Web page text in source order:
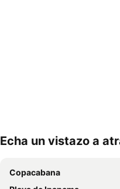
Echa un vistazo a
Copacabana